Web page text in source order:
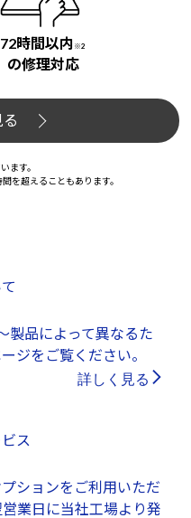
72時間以内 ※2
の修理対応
ます。
を超えることもあります。
製品によって異なるた
ジをご覧ください。
詳しく見る
ス
ションをご利用いただ
業日に当社工場より発